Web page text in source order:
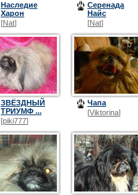
Наследие
Харон
[Nat]
Серенада
Найс
[Nat]
ЗВЁЗДНЫЙ
ТРИУМФ ...
[piki777]
Чапа
[Viktorina]